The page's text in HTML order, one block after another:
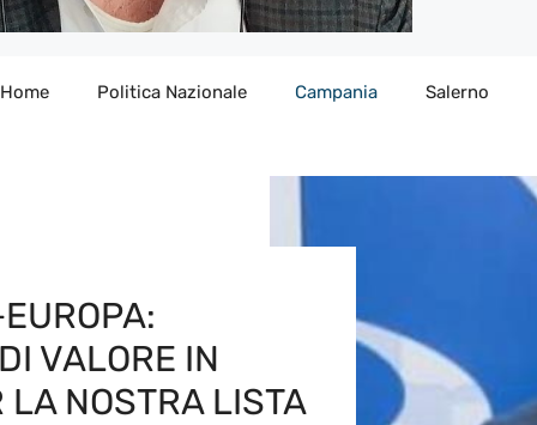
Home Politica Nazionale Campania Salerno
VALORE IN
LA NOSTRA LISTA